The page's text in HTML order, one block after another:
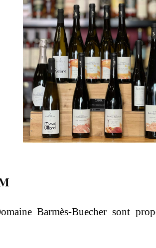
Barmès-Buecher sont